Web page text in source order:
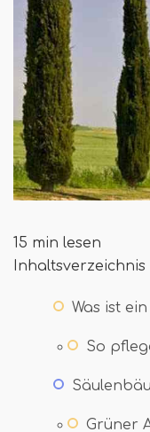
15 min lesen
Inhaltsverzeichnis
Was ist
So
Grüner